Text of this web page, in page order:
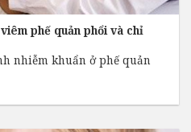
phế quản phổi và chỉ
nhiễm khuẩn ở phế quản